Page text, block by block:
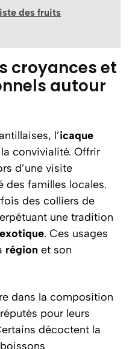
des fruits
croyances et
autour
l’icaque
convivialité. Offrir
d’une visite
des familles locales.
des colliers de
une tradition
exotique. Ces usages
région et son
dans la composition
pour leurs
décoctent la